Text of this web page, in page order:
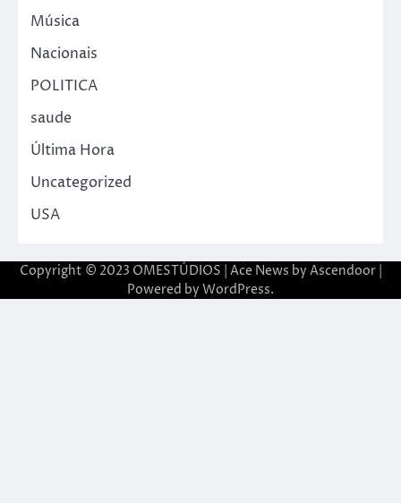
Música
Nacionais
POLITICA
saude
Última Hora
Uncategorized
USA
Copyright © 2023 OMESTÚDIOS | Ace News by Ascendoor|
Powered by WordPress.